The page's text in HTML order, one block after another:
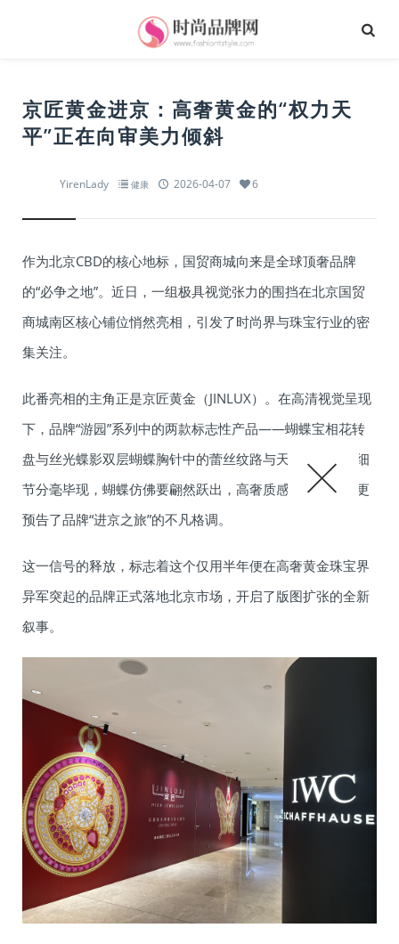
京匠黄金进京：高奢黄金的“权力天
平”正在向审美力倾斜
YirenLady 健康 2026-04-07 6
作为北京CBD的核心地标，国贸商城向来是全球顶奢品牌
的“必争之地”。近日，一组极具视觉张力的围挡在北京国贸
商城南区核心铺位悄然亮相，引发了时尚界与珠宝行业的密
集关注。
此番亮相的主角正是京匠黄金（JINLUX）。在高清视觉呈现
下，品牌“游园”系列中的两款标志性产品——蝴蝶宝相花转
盘与丝光蝶影双层蝴蝶胸针中的蕾丝纹路与天然宝石镶嵌细
节分毫毕现，蝴蝶仿佛要翩然跃出，高奢质感呼之欲出，更
预告了品牌“进京之旅”的不凡格调。
这一信号的释放，标志着这个仅用半年便在高奢黄金珠宝界
异军突起的品牌正式落地北京市场，开启了版图扩张的全新
叙事。